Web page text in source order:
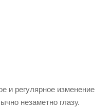
и регулярное изменение
незаметно глазу.